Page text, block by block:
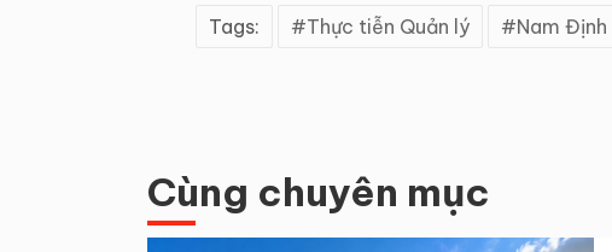
Tags: Thực tiễn Quản lý Nam Định
Cùng chuyên mục